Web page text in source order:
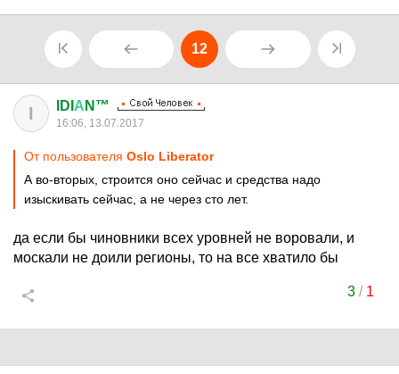
12
I IDI А N™
16:06, 13.07.2017
От пользователя Oslo Liberator
А во-вторых, строится оно сейчас и средства надо
изыскивать сейчас, а не через сто лет.
да если бы чиновники всех уровней не воровали, и
москали не доили регионы, то на все хватило бы
3/ 1